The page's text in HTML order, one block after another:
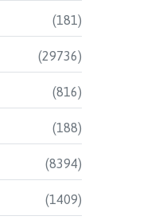
(181)
(29736)
(816)
(188)
(8394)
(1409)